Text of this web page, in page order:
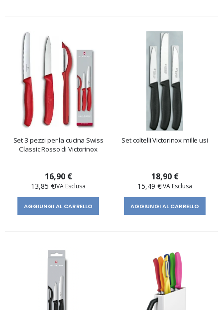
Set 3 pezzi per la cucina Swiss
Classic Rosso di Victorinox
16,90 €
13,85 €
AGGIUNGI AL CARRELLO
Set coltelli Victorinox mille usi
18,90 €
15,49 €
AGGIUNGI AL CARRELLO